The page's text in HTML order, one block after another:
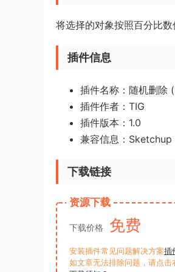
将选择的对象按照百分比数
插件信息
插件名称：随机删除
插件作者：TIG
插件版本：1.0
兼容信息：
下载链接
资源下载
下载价格 免费
安装插件常见问题解决方案插
如文章无法排除问题，请点击